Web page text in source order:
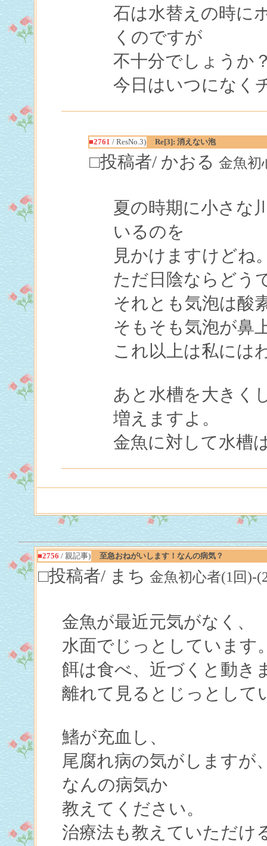
石は水替えの時に
くのですが
不十分でしょうか
今日はいつになく
■2761 / ResNo.3) Re[3]: 消えない泡
□投稿者/ かおる金魚初
夏の時期に小さな
いるのを
見かけますけどね
ただ日陰ならどう
それとも気泡は酸
そもそも気泡が鼻
これ以上は私には
あと水槽を大きく
増えますよ。
金魚に対して水槽
■2756 / 親記事) 至急おねがいします！なんの病気？
□投稿者/ まち金魚初心者(1回)-
金魚が最近元気がなく、
水面でじっとしています
餌は食べ、近づくと動き
離れて見るとじっとして
鰭が充血し、
尾腐れ病の気がしますが
なんの病気か
教えてください。
治療法も教えていただけ